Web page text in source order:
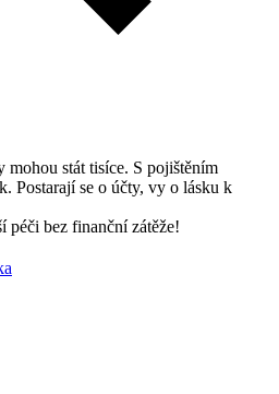
mohou stát tisíce. S pojištěním
Postarají se o účty, vy o lásku k
péči bez finanční zátěže!